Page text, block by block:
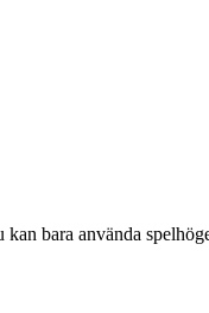
bara använda